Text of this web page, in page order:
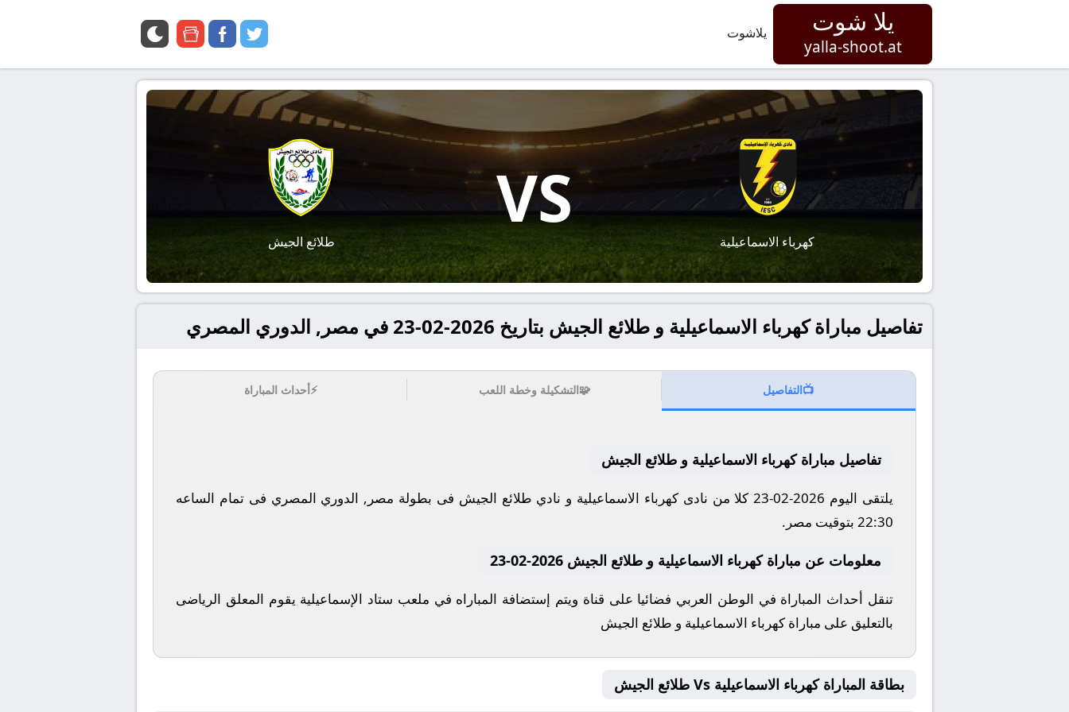
يلا شوت
yalla-shoot.at
يلاشوت twitter
facebook
google
كهرباء الاسماعيلية
VS
طلائع الجيش
تفاصيل مباراة كهرباء الاسماعيلية و طلائع الجيش بتاريخ 2026-02-23 في مصر, الدوري المصري
📺التفاصيل 🧩التشكيلة وخطة اللعب ⚡أحداث المباراة
تفاصيل مباراة كهرباء الاسماعيلية و طلائع الجيش
يلتقى اليوم 2026-02-23 كلا من نادى كهرباء الاسماعيلية و نادي طلائع الجيش فى بطولة مصر, الدوري المصري فى تمام الساعه
22:30 بتوقيت مصر.
معلومات عن مباراة كهرباء الاسماعيلية و طلائع الجيش 2026-02-23
تنقل أحداث المباراة في الوطن العربي فضائيا على قناة ويتم إستضافة المباراه في ملعب ستاد الإسماعيلية يقوم المعلق الرياضى
بالتعليق على مباراة كهرباء الاسماعيلية و طلائع الجيش
بطاقة المباراة كهرباء الاسماعيلية Vs طلائع الجيش